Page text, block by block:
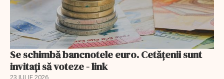
Se schimbă bancnotele euro. Cetățenii sunt
invitați să voteze - link
23 IULIE 2026